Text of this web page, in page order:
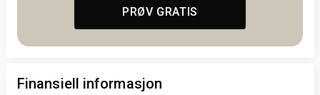
PRØV GRATIS
Finansiell informasjon